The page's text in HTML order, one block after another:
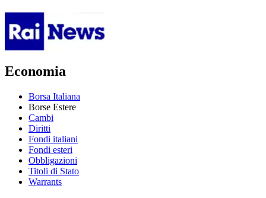
Economia
Borsa Italiana
Borse Estere
Cambi
Diritti
Fondi italiani
Fondi esteri
Obbligazioni
Titoli di Stato
Warrants